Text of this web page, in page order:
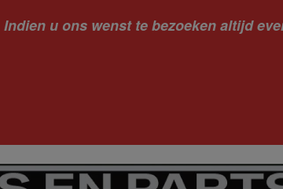
Indien u ons wenst te bezoeken altijd